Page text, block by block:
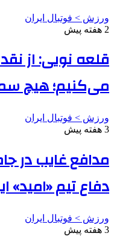
ورزش > فوتبال ایران
2 هفته پیش
قلعه نویی: از
می‌کنیم؛ هیچ
ورزش > فوتبال ایران
3 هفته پیش
مدافع غایب در
دفاع تیم «امید»
ورزش > فوتبال ایران
3 هفته پیش